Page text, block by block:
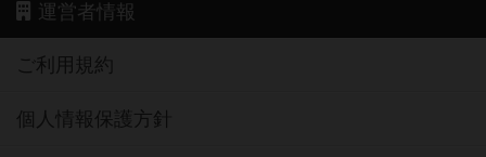
運営者情報
ご利用規約
個人情報保護方針